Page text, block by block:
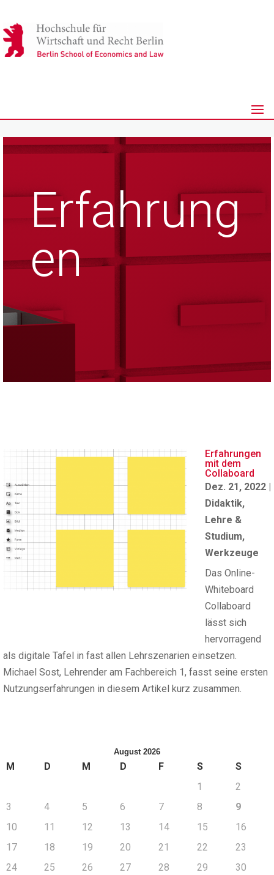
Erfahrung
en
Erfahrungen
mit dem
Collaboard
Dez. 21, 2022 |
Didaktik,
Lehre &
Studium,
Werkzeuge
Das Online-
Whiteboard
Collaboard
lässt sich
hervorragend
als digitale Tafel in fast allen Lehrszenarien einsetzen.
Michael Sost, Lehrender am Fachbereich 1, fasst seine ersten
Nutzungserfahrungen in diesem Artikel kurz zusammen.
August 2026
M D M D F S
S
1
2
3
4 5 6 7 8
9
10
11 12 13 14 15
16
17
18 19 20 21 22
23
24
25 26 27 28 29
30